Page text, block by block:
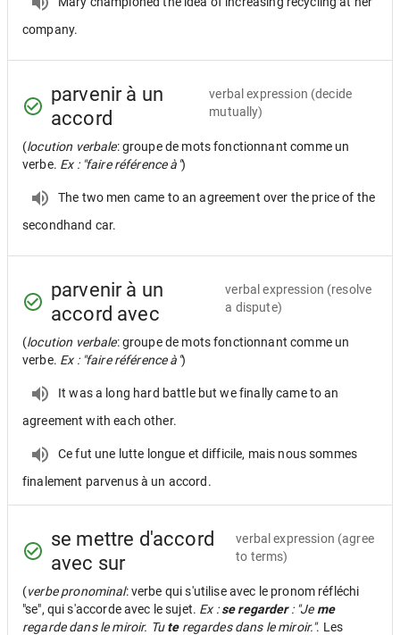
company.
parvenir à un
accord
verbal expression (decide
mutually)
(locution verbale: groupe de mots fonctionnant comme un
verbe. Ex : "faire référence à")
The two men came to an agreement over the price of the
secondhand car.
parvenir à un
accord avec
verbal expression (resolve
a dispute)
(locution verbale: groupe de mots fonctionnant comme un
verbe. Ex : "faire référence à")
It was a long hard battle but we finally came to an
agreement with each other.
Ce fut une lutte longue et difficile, mais nous sommes
finalement parvenus à un accord.
se mettre d'accord
avec sur
verbal expression (agree
to terms)
(verbe pronominal: verbe qui s'utilise avec le pronom réfléchi
"se", qui s'accorde avec le sujet. Ex :se regarder: "Je me
regarde dans le miroir. Tuteregardes dans le miroir.". Les